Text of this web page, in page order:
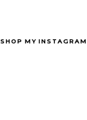
SHOP MY INSTAGRAM